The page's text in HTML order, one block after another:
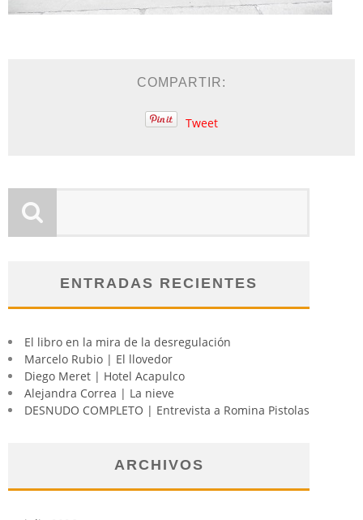
COMPARTIR:
Tweet
ENTRADAS RECIENTES
El libro en la mira de la desregulación
Marcelo Rubio | El llovedor
Diego Meret | Hotel Acapulco
Alejandra Correa | La nieve
DESNUDO COMPLETO | Entrevista a Romina Pistolas
ARCHIVOS